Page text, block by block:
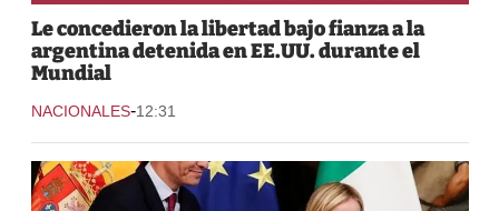
Le concedieron la libertad bajo fianza a la
argentina detenida en EE.UU. durante el
Mundial
NACIONALES-12:31